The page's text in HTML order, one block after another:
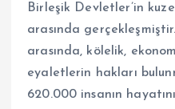
Birleşik Devletler’in
arasında
arasında, kölelik,
eyaletlerin hakları
620.000 insanın